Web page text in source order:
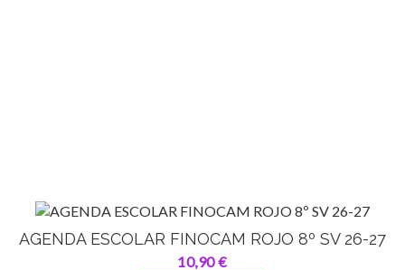
AGENDA ESCOLAR FINOCAM ROJO 8º SV 26-27
10,90 €